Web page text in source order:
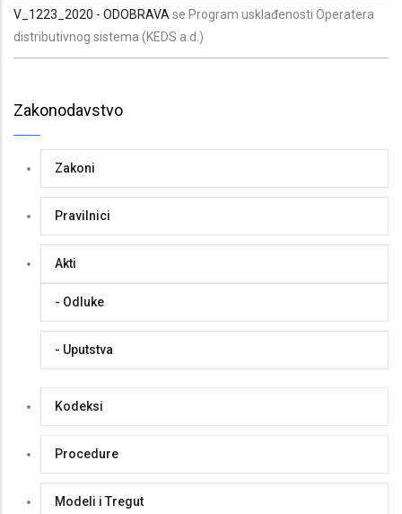
V_1223_2020 - ODOBRAVA se Program usklađenosti Operatera
distributivnog sistema (KEDS a.d.)
Zakonodavstvo
Zakoni
Pravilnici
Akti
- Odluke
- Uputstva
Kodeksi
Procedure
Modeli i Tregut